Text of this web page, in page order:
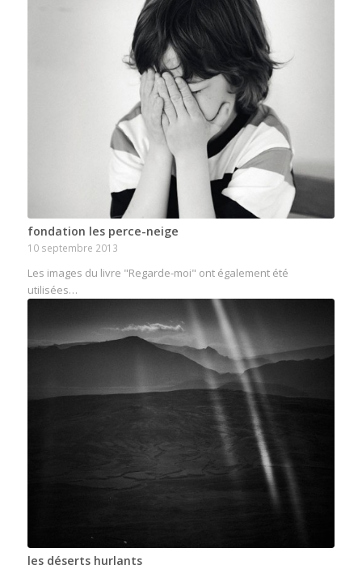
fondation les perce-neige
10 septembre 2013
Les images du livre "Regarde-moi" ont également été
utilisées…
les déserts hurlants